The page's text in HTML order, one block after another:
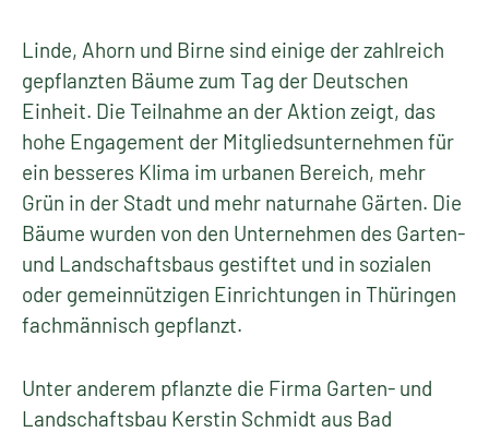
Linde, Ahorn und Birne sind einige der zahlreich
gepflanzten Bäume zum Tag der Deutschen
Einheit. Die Teilnahme an der Aktion zeigt, das
hohe Engagement der Mitgliedsunternehmen für
ein besseres Klima im urbanen Bereich, mehr
Grün in der Stadt und mehr naturnahe Gärten. Die
Bäume wurden von den Unternehmen des Garten-
und Landschaftsbaus gestiftet und in sozialen
oder gemeinnützigen Einrichtungen in Thüringen
fachmännisch gepflanzt.
Unter anderem pflanzte die Firma Garten- und
Landschaftsbau Kerstin Schmidt aus Bad